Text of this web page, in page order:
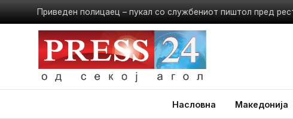
Приведен полицаец – пукал со службениот пиштол пред
Насловна Македонија